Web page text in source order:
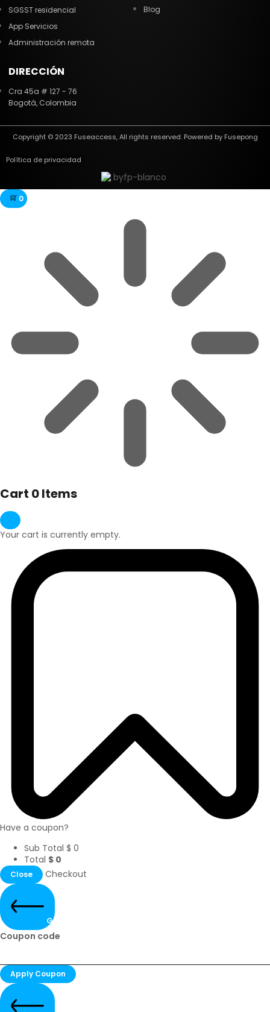
SGSST residencial
App Servicios
Administración remota
Blog
DIRECCIÓN
Cra 45a # 127 - 76
Bogotá, Colombia
Copyright © 2023 Fuseaccess, All rights reserved. Powered by Fusepong
Política de privacidad
0
Cart 0 Items
Your cart is currently empty.
Have a coupon?
Sub Total $ 0
Total $ 0
Close Checkout
Go Back
Coupon code
Apply Coupon